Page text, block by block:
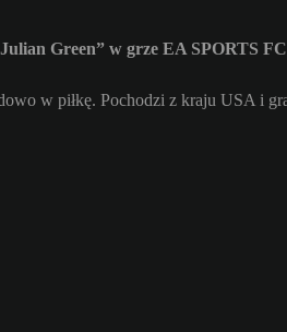
Green” w grze EA SPORTS
w piłkę. Pochodzi z kraju USA i